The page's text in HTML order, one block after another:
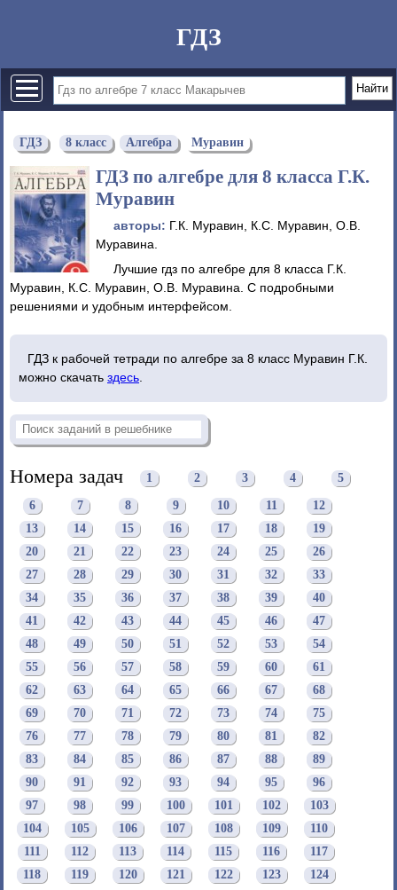
ГДЗ
ГДЗ 8 класс Алгебра Муравин
ГДЗ по алгебре для 8 класса Г.К.
Муравин
авторы: Г.К. Муравин, К.С. Муравин, О.В.
Муравина.
Лучшие гдз по алгебре для 8 класса Г.К.
Муравин, К.С. Муравин, О.В. Муравина. С подробными
решениями и удобным интерфейсом.
ГДЗ к рабочей тетради по алгебре за 8 класс Муравин Г.К.
можно скачать здесь.
Номера задач 1 2 3 4 5
6 7 8 9 10 11
12
13
14 15 16 17 18
19
20
21 22 23 24 25
26
27
28 29 30 31 32
33
34
35 36 37 38 39
40
41
42 43 44 45 46
47
48
49 50 51 52 53
54
55
56 57 58 59 60
61
62
63 64 65 66 67
68
69
70 71 72 73 74
75
76
77 78 79 80 81
82
83
84 85 86 87 88
89
90
91 92 93 94 95
96
97
98 99 100 101 102
103
104
105 106 107 108 109
110
111
112 113 114 115 116
117
118
119 120 121 122 123
124